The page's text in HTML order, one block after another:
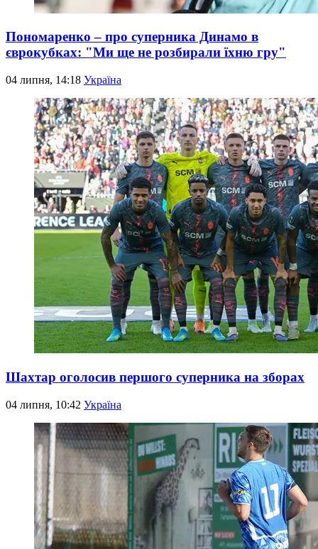
Пономаренко – про суперника Динамо в
єврокубках: "Ми ще не розбирали їхню гру"
04 липня, 14:18 Україна
Шахтар оголосив першого суперника на зборах
04 липня, 10:42 Україна